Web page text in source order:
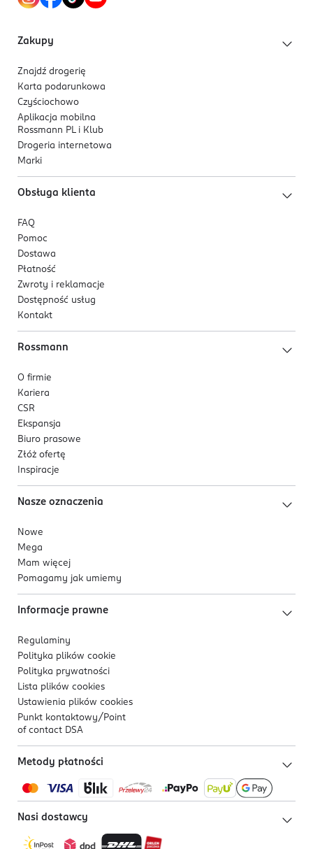
Zakupy
Znajdź drogerię
Karta podarunkowa
Czyściochowo
Aplikacja mobilna
Rossmann PL i Klub
Drogeria internetowa
Marki
Obsługa klienta
FAQ
Pomoc
Dostawa
Płatność
Zwroty i reklamacje
Dostępność usług
Kontakt
Rossmann
O firmie
Kariera
CSR
Ekspansja
Biuro prasowe
Złóż ofertę
Inspiracje
Nasze oznaczenia
Nowe
Mega
Mam więcej
Pomagamy jak umiemy
Informacje prawne
Regulaminy
Polityka plików cookie
Polityka prywatności
Lista plików cookies
Ustawienia plików cookies
Punkt kontaktowy/ Point
of contact DSA
Metody płatności
Nasi dostawcy